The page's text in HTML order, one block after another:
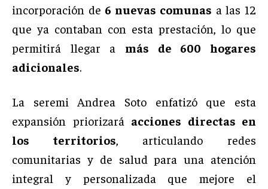
incorporación de 6 nuevas comunas a las 12
que ya contaban con esta prestación, lo que
permitirá llegar a más de 600 hogares
adicionales.
La seremi Andrea Soto enfatizó que esta
expansión priorizará acciones directas en
los territorios, articulando redes
comunitarias y de salud para una atención
integral y personalizada que mejore el